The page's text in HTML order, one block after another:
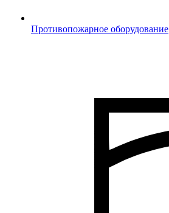
Противопожарное оборудование